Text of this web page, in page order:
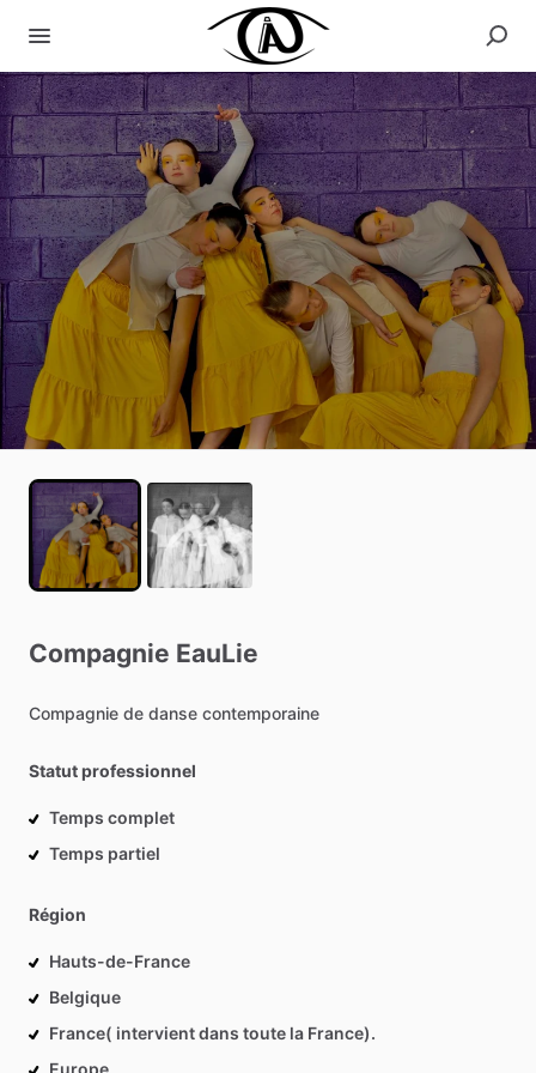
Compagnie EauLie
Compagnie de danse contemporaine
Statut professionnel
Temps complet
Temps partiel
Région
Hauts-de-France
Belgique
France( intervient dans toute la France).
Europe